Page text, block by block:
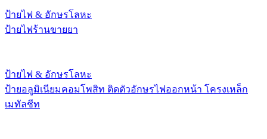
ป้ายไฟ & อักษรโลหะ
ป้ายไฟร้านขายยา
ป้ายไฟ & อักษรโลหะ
ป้ายอลูมิเนียมคอมโพสิท ติดตัวอักษรไฟออกหน้า โครงเหล็ก
เมทัลชีท